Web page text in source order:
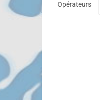
Opérateurs